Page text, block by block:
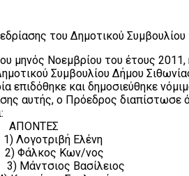
του Δημοτικού Συμβουλίου
μηνός Νοεμβρίου του έτους
Συμβουλίου Δήμου
επιδόθηκε και δημοσιεύθηκε
αυτής, ο Πρόεδρος
Ελένη
Κων/νος
Μάντσιος Βασίλειος